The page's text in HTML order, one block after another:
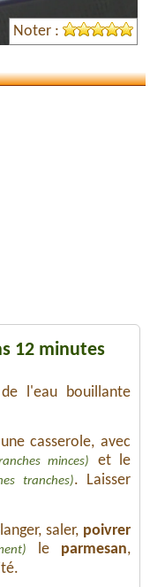
Noter :
12 minutes
l'eau bouillante
casserole, avec
minces)
et le
tranches). Laisser
saler, poivrer
le parmesan,